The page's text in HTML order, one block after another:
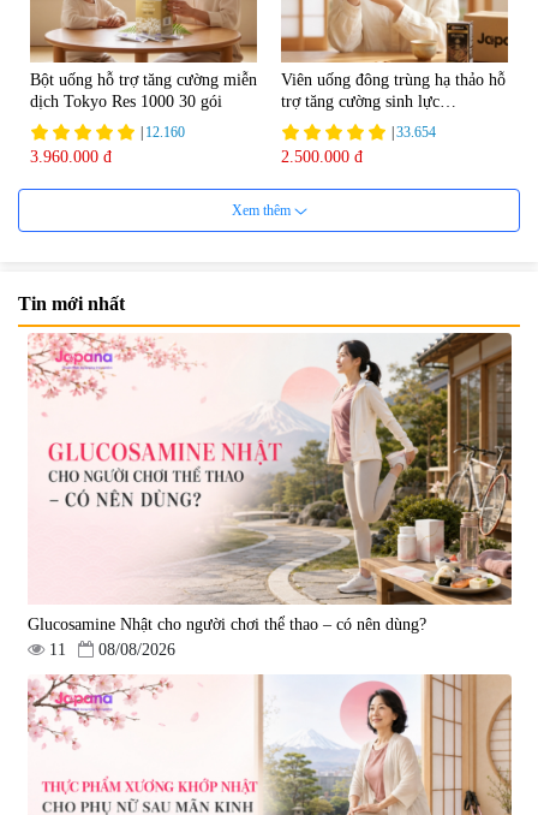
Bột uống hỗ trợ tăng cường miễn
dịch Tokyo Res 1000 30 gói
12.160
3.960.000 đ
Viên uống đông trùng hạ thảo hỗ
trợ tăng cường sinh lực
Tohchukasou Premium Yo
Group 180 viên - Date 08/2027
33.654
2.500.000 đ
Mặt Nạ Nichiei Bussan Nano
NMN+ 3D Face Mask Luxury (8
miếng)
|0
1.890.000 đ
Viên uống bổ não Ribeto Shoji
Ichoha Ekisu Plus - 90 viên
|57.920
1.450.000 đ
Viên uống hỗ trợ tăng cường
sinh lý nam Fujina Monster Shot
|12.480
880.000 đ
Viên uống chống lão hóa, tăng
sức khỏe Yangmiwa NMN 60
viên
42.588
5.500.000 đ
Xem thêm
Tin mới nhất
Glucosamine Nhật cho người chơi thể thao – có nên dùng?
11
08/08/2026